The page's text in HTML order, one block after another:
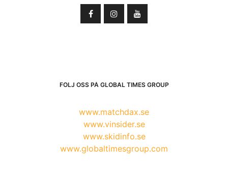
FÖLJ OSS PÅ GLOBAL TIMES GROUP
www.matchdax.se
www.vinsider.se
www.skidinfo.se
www.globaltimesgroup.com